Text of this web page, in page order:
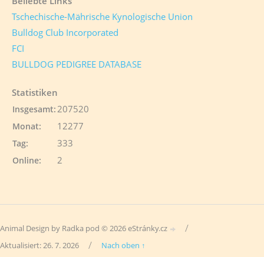
Tschechische-Mährische Kynologische Union
Bulldog Club Incorporated
FCI
BULLDOG PEDIGREE DATABASE
Statistiken
Online: 2
Insgesamt: 207520
Monat: 12277
Tag: 333
Animal Design by Radka pod © 2026 eStránky.cz /
Aktualisiert: 26. 7. 2026 / Nach oben ↑